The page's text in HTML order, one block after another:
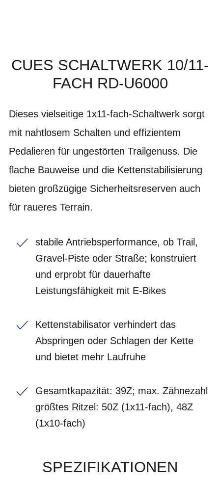
CUES SCHALTWERK 10/11-
FACH RD-U6000
Dieses vielseitige 1x11-fach-Schaltwerk sorgt
mit nahtlosem Schalten und effizientem
Pedalieren für ungestörten Trailgenuss. Die
flache Bauweise und die Kettenstabilisierung
bieten großzügige Sicherheitsreserven auch
für raueres Terrain.
stabile Antriebsperformance, ob Trail,
Gravel-Piste oder Straße; konstruiert
und erprobt für dauerhafte
Leistungsfähigkeit mit E-Bikes
Kettenstabilisator verhindert das
Abspringen oder Schlagen der Kette
und bietet mehr Laufruhe
Gesamtkapazität: 39Z; max. Zähnezahl
größtes Ritzel: 50Z (1x11-fach), 48Z
(1x10-fach)
SPEZIFIKATIONEN